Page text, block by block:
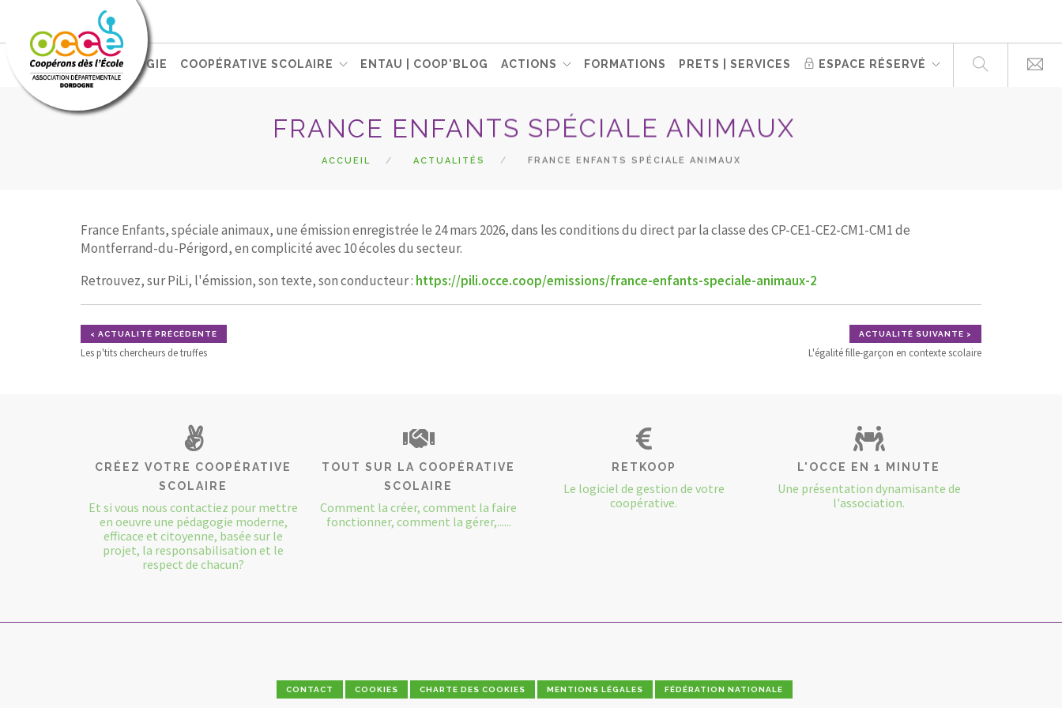
L'OCCE PÉDAGOGIE COOPÉRATIVE SCOLAIRE ENTAU | COOP'BLOG ACTIONS FORMATIONS PRETS | SERVICES ESPACE RÉSERVÉ
FRANCE ENFANTS SPÉCIALE ANIMAUX
ACCUEIL ACTUALITÉS FRANCE ENFANTS SPÉCIALE ANIMAUX
France Enfants, spéciale animaux, une émission enregistrée le 24 mars 2026, dans les conditions du direct par la classe des CP-CE1-CE2-CM1-CM1 de
Montferrand-du-Périgord, en complicité avec 10 écoles du secteur.
Retrouvez, sur PiLi, l'émission, son texte, son conducteur : https://pili.occe.coop/emissions/france-enfants-speciale-animaux-2
< ACTUALITÉ PRÉCÉDENTE
Les p'tits chercheurs de truffes
ACTUALITÉ SUIVANTE >
L'égalité fille-garçon en contexte scolaire
CRÉEZ VOTRE COOPÉRATIVE
SCOLAIRE
Et si vous nous contactiez pour mettre
en oeuvre une pédagogie moderne,
efficace et citoyenne, basée sur le
projet, la responsabilisation et le
respect de chacun?
TOUT SUR LA COOPÉRATIVE
SCOLAIRE
Comment la créer, comment la faire
fonctionner, comment la gérer,......
RETKOOP
Le logiciel de gestion de votre
coopérative.
L'OCCE EN 1 MINUTE
Une présentation dynamisante de
l'association.
CONTACT COOKIES CHARTE DES COOKIES MENTIONS LÉGALES FÉDÉRATION NATIONALE